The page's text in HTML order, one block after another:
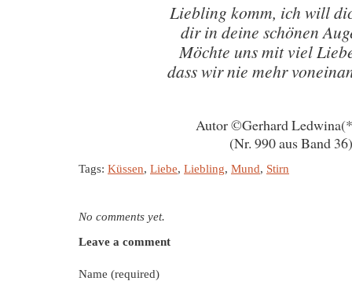
Liebling komm, ich will
dir in deine schönen
Möchte uns mit viel
dass wir nie mehr
Autor ©Gerhard
(Nr. 990 aus Band 36)
Tags: Küssen, Liebe, Liebling, Mund, Stirn
No comments yet.
Leave a comment
Name (required)